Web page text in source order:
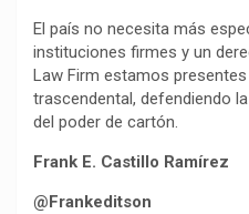
El país no necesita más
instituciones firmes y un
Law Firm estamos
trascendental, defendiendo
del poder de cartón.
Frank E. Castillo Ramírez
@Frankeditson